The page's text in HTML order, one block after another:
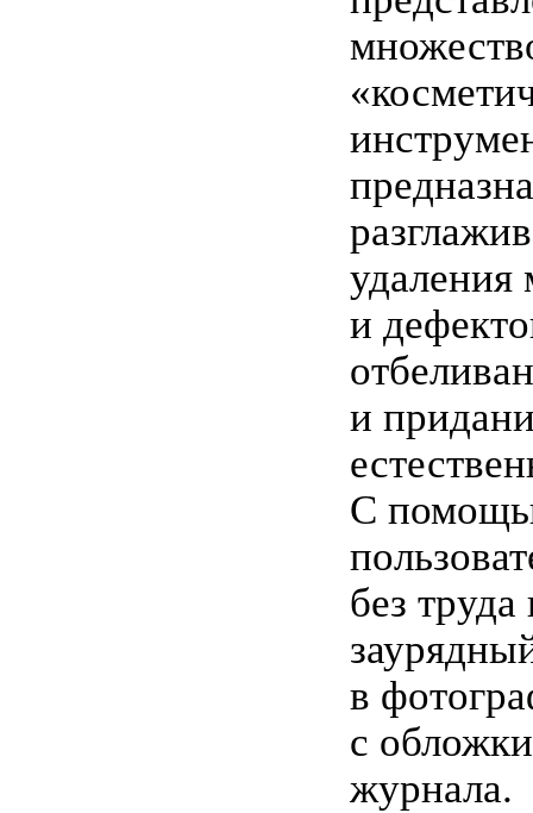
и
и
С
без труда
в
с
журнала.